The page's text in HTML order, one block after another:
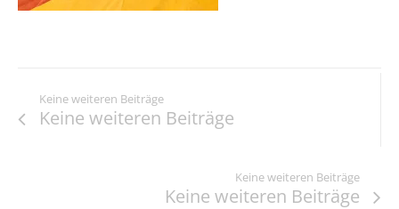
Keine weiteren Beiträge
Keine weiteren Beiträge
Keine weiteren Beiträge
Keine weiteren Beiträge